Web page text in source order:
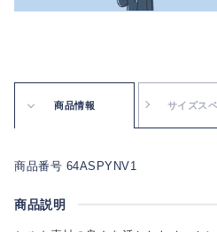
商品情報 サイズス
商品番号 64ASPYNV1
商品説明